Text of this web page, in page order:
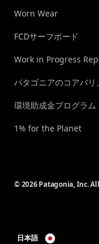
Worn Wear
FCDサーフボード
Work in Progress
パタゴニアのコアバリ
環境助成金プログラム
1% for the Planet
© 2026 Patagonia, Inc.
日本語